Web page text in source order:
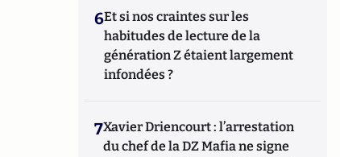
6Et si nos craintes sur les
habitudes de lecture de la
génération Z étaient largement
infondées ?
7Xavier Driencourt : l’arrestation
du chef de la DZ Mafia ne signe